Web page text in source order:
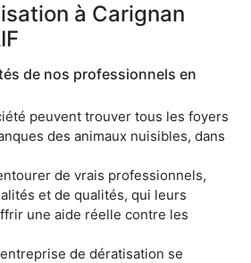
à Carignan
de nos professionnels en
peuvent trouver tous les foyers
des animaux nuisibles, dans
de vrais professionnels,
et de qualités, qui leurs
une aide réelle contre les
de dératisation se